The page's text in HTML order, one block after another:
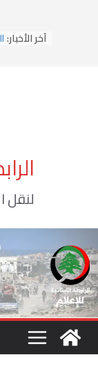
آخر الأخبار:
لنقل